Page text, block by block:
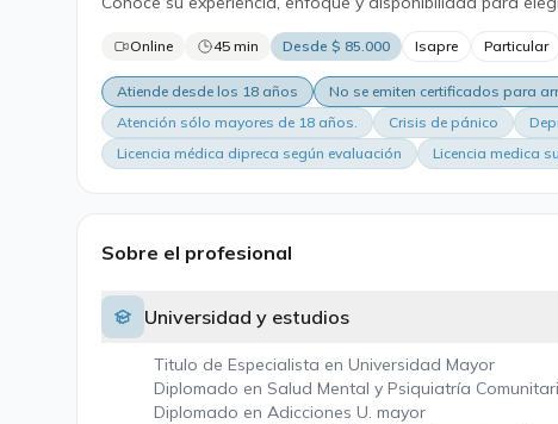
Online 45 min Desde $ 85.000 Isapre Particular
Atiende desde los 18 años No se emiten certificados para
Atención sólo mayores de 18 años.
Crisis de pánico
Licencia médica dipreca según evaluación
Licencia medica
Sobre el profesional
Universidad y estudios
Titulo de Especialista en Universidad Mayor
Diplomado en Salud Mental y Psiquiatría
Diplomado en Adicciones U. mayor